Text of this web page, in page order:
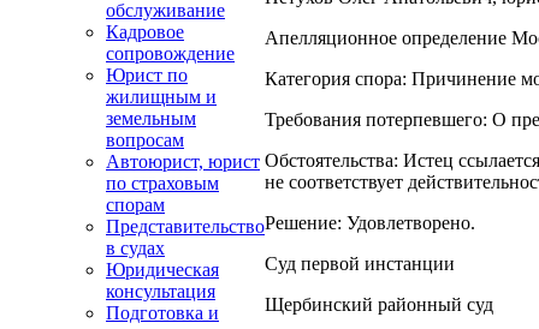
обслуживание
Кадровое
сопровождение
Юрист по
жилищным и
земельным
вопросам
Автоюрист, юрист
по страховым
спорам
Представительство
в судах
Юридическая
консультация
Подготовка и
Апелляционное определение
Категория спора: Причинение
Требования потерпевшего: О
Обстоятельства: Истец
не соответствует
Решение: Удовлетворено.
Суд первой инстанции
Щербинский районный суд